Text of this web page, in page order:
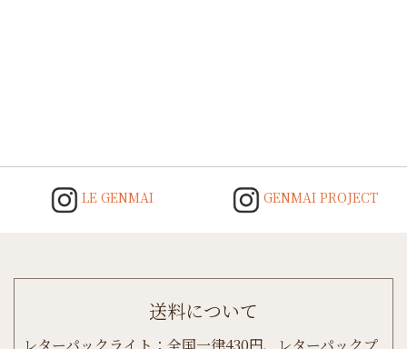
LE GENMAI GENMAI PROJECT
送料について
レターパックライト：全国一律430円、レターパックプ